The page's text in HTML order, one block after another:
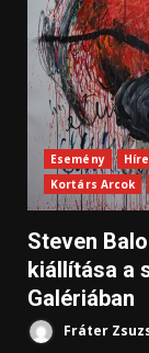
Esemény
Kortárs Arcok
Steven
kiállítása a
Galériában
Fráter